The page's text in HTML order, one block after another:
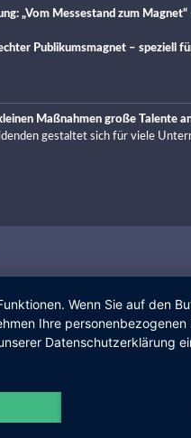
„Vom Messestand zum
Publikumsmagnet – speziell
Maßnahmen große Talente
gestaltet sich für viele
Wenn Sie auf den
Ihre
Datenschutzerklärung